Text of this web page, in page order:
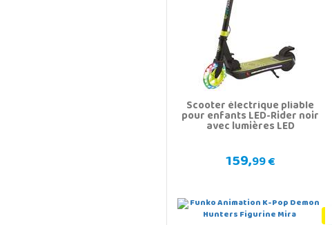
Scooter électrique pliable
pour enfants LED-Rider noir
avec lumières LED
159,99 €